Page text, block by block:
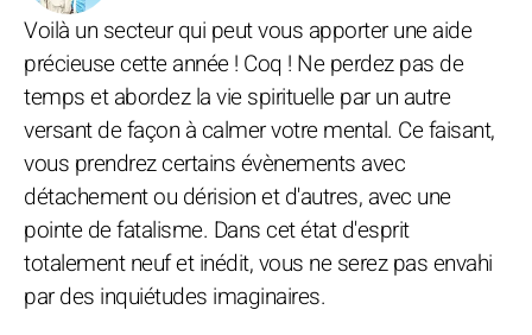
Voilà un secteur qui peut vous apporter une aide
précieuse cette année ! Coq ! Ne perdez pas de
temps et abordez la vie spirituelle par un autre
versant de façon à calmer votre mental. Ce faisant,
vous prendrez certains évènements avec
détachement ou dérision et d'autres, avec une
pointe de fatalisme. Dans cet état d'esprit
totalement neuf et inédit, vous ne serez pas envahi
par des inquiétudes imaginaires.